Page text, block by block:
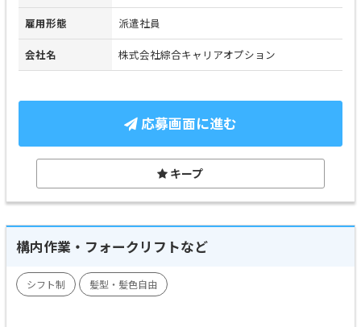
雇用形態 派遣社員
会社名 株式会社綜合キャリアオプション
応募画面に進む
キープ
構内作業・フォークリフトなど
シフト制 髪型・髪色自由